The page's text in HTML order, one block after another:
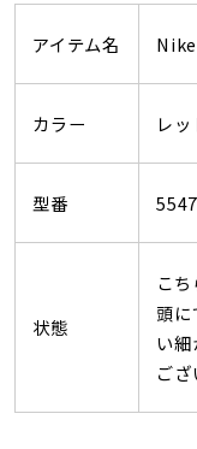
アイテム名
カラー レ
型番
状態
こ
頭
い
ござ